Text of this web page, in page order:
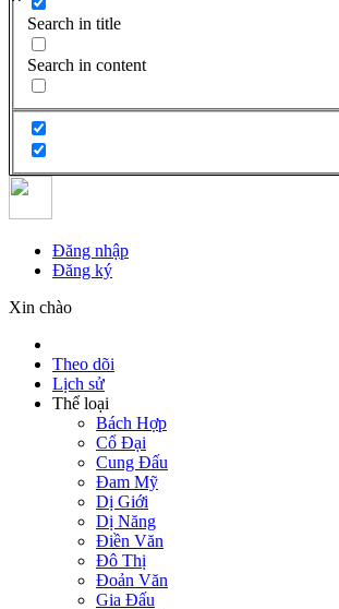
Search in title
Search in content
Đăng nhập
Đăng ký
Xin chào
Theo dõi
Lịch sử
Thể loại
Bách Hợp
Cổ Đại
Cung Đấu
Đam Mỹ
Dị Giới
Dị Năng
Điền Văn
Đô Thị
Đoản Văn
Gia Đấu